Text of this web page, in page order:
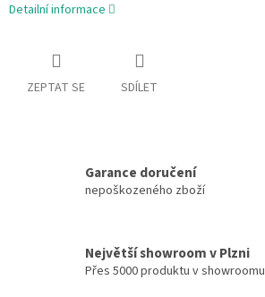
Detailní informace
ZEPTAT SE SDÍLET
Garance doručení
nepoškozeného zboží
Největší showroom v Plzni
Přes 5000 produktu v showroomu